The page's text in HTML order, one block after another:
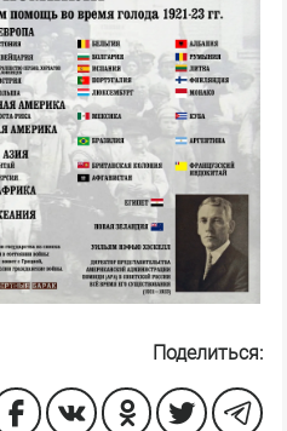
Поделиться: